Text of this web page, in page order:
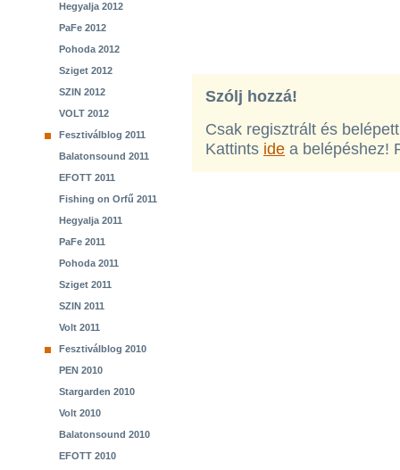
Hegyalja 2012
PaFe 2012
Pohoda 2012
Sziget 2012
SZIN 2012
VOLT 2012
Fesztiválblog 2011
Balatonsound 2011
EFOTT 2011
Fishing on Orfű 2011
Hegyalja 2011
PaFe 2011
Pohoda 2011
Sziget 2011
SZIN 2011
Volt 2011
Fesztiválblog 2010
PEN 2010
Stargarden 2010
Volt 2010
Balatonsound 2010
EFOTT 2010
Szólj hozzá!
Csak regisztrált és
Kattints ide a belépéshez!